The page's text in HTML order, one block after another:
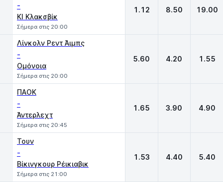
-
ΚΙ Κλακσβίκ
Σήμερα στις 20:00
1.12 8.50 19.00
Λίνκολν Ρεντ Άιμπς
-
Ομόνοια
Σήμερα στις 20:00
5.60 4.20 1.55
ΠΑΟΚ
-
Άντερλεχτ
Σήμερα στις 20:45
1.65 3.90 4.90
Τουν
-
Βίκινγκουρ Ρέικιαβικ
Σήμερα στις 21:00
1.53 4.40 5.40